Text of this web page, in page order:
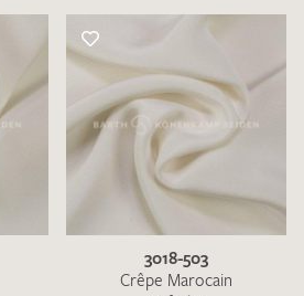
3018-503
Crêpe Marocain